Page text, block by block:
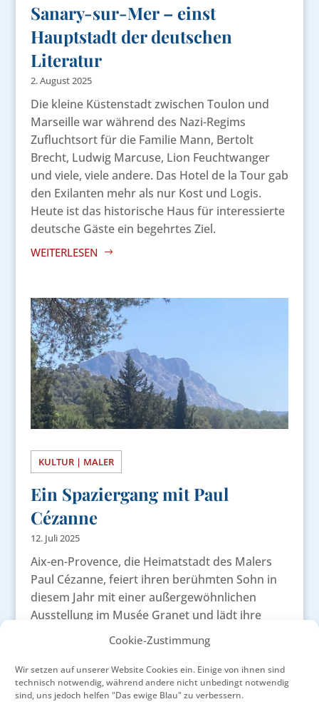
Cookie-Zustimmung
Wir setzen auf unserer Website Cookies ein. Einige von ihnen sind
technisch notwendig, während andere nicht unbedingt notwendig
sind, uns jedoch helfen "Das ewige Blau" zu verbessern.
Sanary-sur-Mer – einst
Hauptstadt der deutschen
Literatur
2. August 2025
Die kleine Küstenstadt zwischen Toulon und
Marseille war während des Nazi-Regims
Zufluchtsort für die Familie Mann, Bertolt
Brecht, Ludwig Marcuse, Lion Feuchtwanger
und viele, viele andere. Das Hotel de la Tour gab
den Exilanten mehr als nur Kost und Logis.
Heute ist das historische Haus für interessierte
deutsche Gäste ein begehrtes Ziel.
WEITERLESEN
KULTUR | MALER
Ein Spaziergang mit Paul
Cézanne
12. Juli 2025
Aix-en-Provence, die Heimatstadt des Malers
Paul Cézanne, feiert ihren berühmten Sohn in
diesem Jahr mit einer außergewöhnlichen
Ausstellung im Musée Granet und lädt ihre
Besucher ein, Leben und Werk des großen
WEITERLESEN